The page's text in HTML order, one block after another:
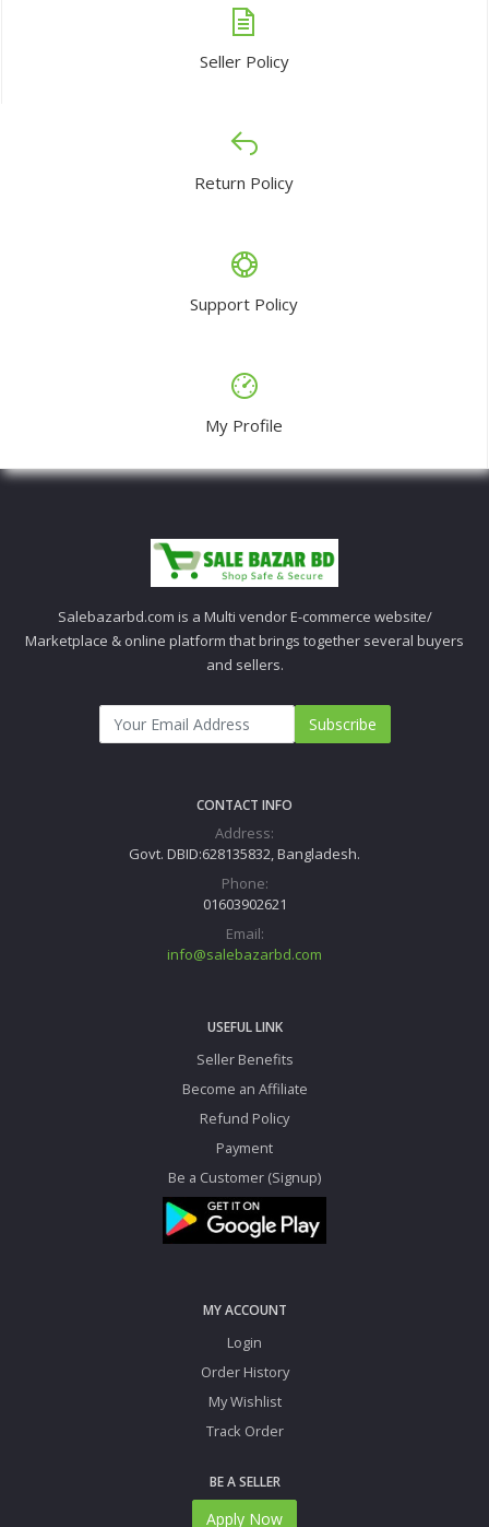
Seller Policy
Return Policy
Support Policy
My Profile
Salebazarbd.com is a Multi vendor E-commerce website/
Marketplace & online platform that brings together several buyers
and sellers.
Subscribe
CONTACT INFO
Address:
Govt. DBID:628135832, Bangladesh.
Phone:
01603902621
Email:
info@salebazarbd.com
USEFUL LINK
Seller Benefits
Become an Affiliate
Refund Policy
Payment
Be a Customer (Signup)
MY ACCOUNT
Login
Order History
My Wishlist
Track Order
BE A SELLER
Apply Now